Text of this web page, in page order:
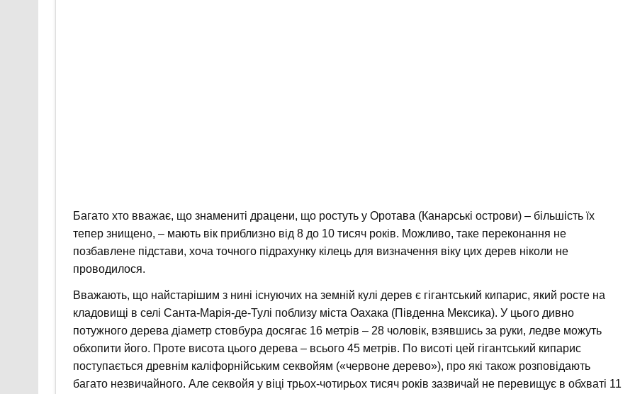
Багато хто вважає, що знамениті драцени, що ростуть у Оротава (Канарські острови) – більшість їх
тепер знищено, – мають вік приблизно від 8 до 10 тисяч років. Можливо, таке переконання не
позбавлене підстави, хоча точного підрахунку кілець для визначення віку цих дерев ніколи не
проводилося.
Вважають, що найстарішим з нині існуючих на земній кулі дерев є гігантський кипарис, який росте на
кладовищі в селі Санта-Марія-де-Тулі поблизу міста Оахака (Південна Мексика). У цього дивно
потужного дерева діаметр стовбура досягає 16 метрів – 28 чоловік, взявшись за руки, ледве можуть
обхопити його. Проте висота цього дерева – всього 45 метрів. По висоті цей гігантський кипарис
поступається древнім каліфорнійським секвойям («червоне дерево»), про які також розповідають
багато незвичайного. Але секвойя у віці трьох-чотирьох тисяч років зазвичай не перевищує в обхваті 11